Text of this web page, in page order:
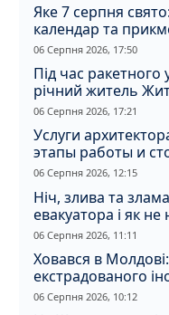
Яке 7 серпня
календар та
06 Серпня 2026, 17:50
Під час ракетного
річний житель
06 Серпня 2026, 17:21
Услуги
этапы работы и
06 Серпня 2026, 12:15
Ніч, злива та
евакуатора і як
06 Серпня 2026, 11:11
Ховався в
екстрадованого
і відмивання
06 Серпня 2026, 10:12